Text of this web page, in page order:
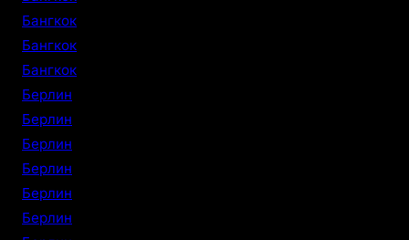
Бангкок
Бангкок
Бангкок
Берлин
Берлин
Берлин
Берлин
Берлин
Берлин